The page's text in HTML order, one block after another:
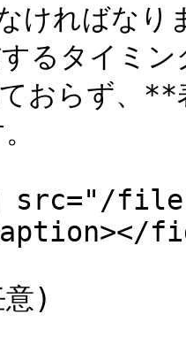
ればなり
るタイミン
おらず、
files/
)